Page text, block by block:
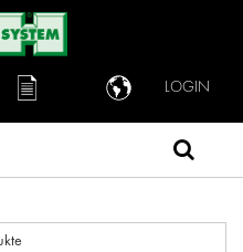
LOGIN